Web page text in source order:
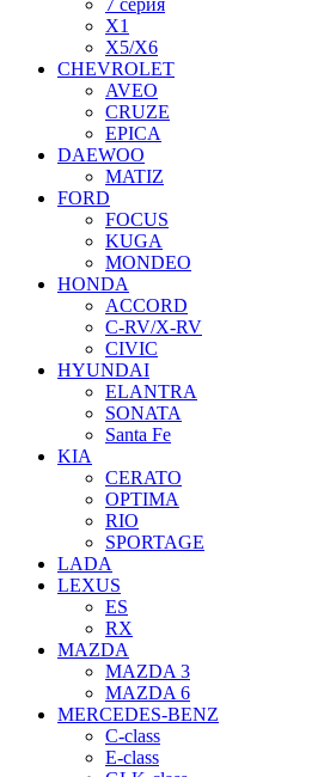
7 серия
X1
X5/X6
CHEVROLET
AVEO
CRUZE
EPICA
DAEWOO
MATIZ
FORD
FOCUS
KUGA
MONDEO
HONDA
ACCORD
C-RV/X-RV
CIVIC
HYUNDAI
ELANTRA
SONATA
Santa Fe
KIA
CERATO
OPTIMA
RIO
SPORTAGE
LADA
LEXUS
ES
RX
MAZDA
MAZDA 3
MAZDA 6
MERCEDES-BENZ
C-class
E-class